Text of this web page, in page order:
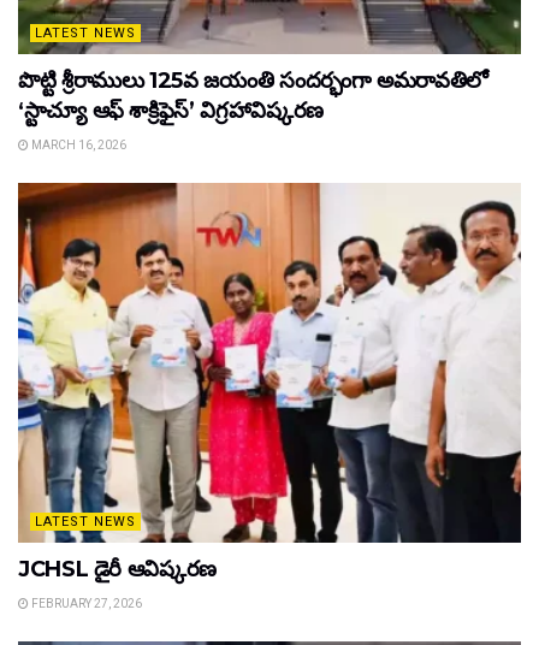
LATEST NEWS
పొట్టి శ్రీరాములు 125వ జయంతి సందర్భంగా అమరావతిలో
‘స్టాచ్యూ ఆఫ్ శాక్రిఫైస్’ విగ్రహావిష్కరణ
MARCH 16, 2026
LATEST NEWS
JCHSL డైరీ ఆవిష్కరణ
FEBRUARY 27, 2026